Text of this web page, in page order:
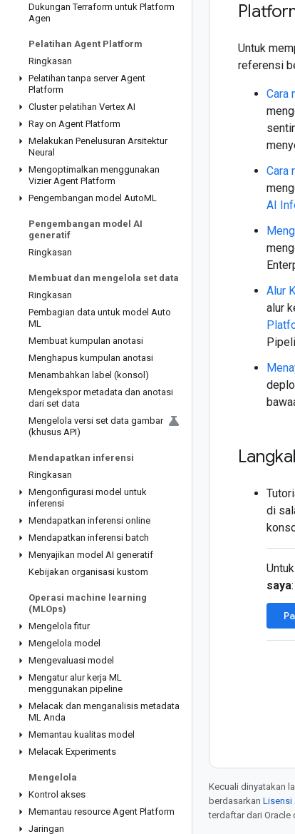
Dukungan Terraform untuk Platform
Agen
Pelatihan Agent Platform
Ringkasan
Pelatihan tanpa server Agent
Platform
Cluster pelatihan Vertex AI
Ray on Agent Platform
Melakukan Penelusuran Arsitektur
Neural
Mengoptimalkan menggunakan
Vizier Agent Platform
Pengembangan model AutoML
Pengembangan model AI
generatif
Ringkasan
Membuat dan mengelola set data
Ringkasan
Pembagian data untuk model Auto
ML
Membuat kumpulan anotasi
Menghapus kumpulan anotasi
Menambahkan label (konsol)
Mengekspor metadata dan anotasi
dari set data
Mengelola versi set data gambar
(khusus API)
Mendapatkan inferensi
Ringkasan
Mengonfigurasi model untuk
inferensi
Mendapatkan inferensi online
Mendapatkan inferensi batch
Menyajikan model AI generatif
Kebijakan organisasi kustom
Operasi machine learning
(MLOps)
Mengelola fitur
Mengelola model
Mengevaluasi model
Mengatur alur kerja ML
menggunakan pipeline
Melacak dan menganalisis metadata
ML Anda
Memantau kualitas model
Melacak Experiments
Mengelola
Kontrol akses
Memantau resource Agent Platform
Jaringan
Untuk
referensi
Cara
Cara
AI
Alur
alur
di
saya:
Kecuali dinyatakan
berdasarkan Lisensi
terdaftar dari Oracle